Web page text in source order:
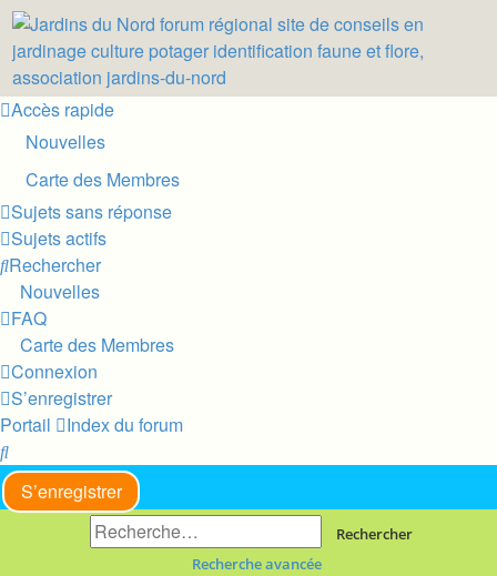
Accès rapide
Nouvelles
Carte des Membres
Sujets sans réponse
Sujets actifs
Rechercher
Nouvelles
FAQ
Carte des Membres
Connexion
S’enregistrer
Portail
Index du forum
Rechercher
S’enregistrer
Rechercher
Recherche avancée